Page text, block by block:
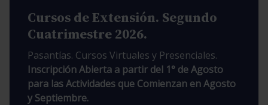
Cursos de Extensión. Segundo
Cuatrimestre 2026.
Pasantías. Cursos Virtuales y Presenciales.
Inscripción Abierta a partir del 1° de Agosto
para las Actividades que Comienzan en Agosto
y Septiembre.